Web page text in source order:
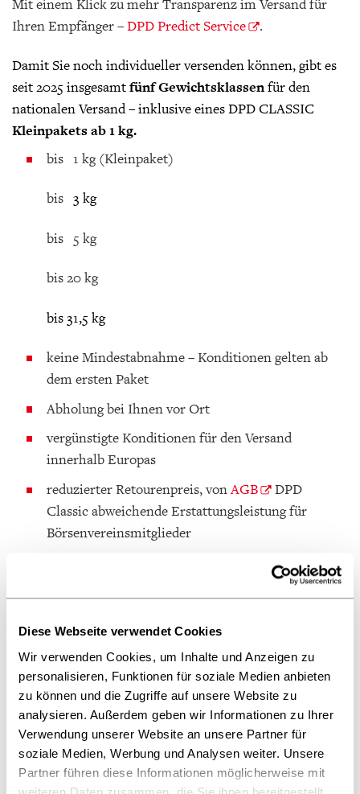
Diese Webseite verwendet Cookies
Wir verwenden Cookies, um Inhalte und Anzeigen zu
personalisieren, Funktionen für soziale Medien anbieten
zu können und die Zugriffe auf unsere Website zu
analysieren. Außerdem geben wir Informationen zu Ihrer
Verwendung unserer Website an unsere Partner für
soziale Medien, Werbung und Analysen weiter. Unsere
Partner führen diese Informationen möglicherweise mit
Mit einem Klick zu mehr Transparenz im Versand für
Ihren Empfänger –DPD Predict Service .
Damit Sie noch individueller versenden können, gibt es
seit 2025 insgesamtfünf Gewichtsklassenfür den
nationalen Versand – inklusive eines DPD CLASSIC
Kleinpakets ab 1 kg.
bis 1 kg (Kleinpaket)
bis3 kg
bis 5 kg
bis 20 kg
bis 31,5 kg
keine Mindestabnahme – Konditionen gelten ab
dem ersten Paket
Abholung bei Ihnen vor Ort
vergünstigte Konditionen für den Versand
innerhalb Europas
reduzierter Retourenpreis, vonAGB
DPD
Classic abweichende Erstattungsleistung für
Börsenvereinsmitglieder
© DPD